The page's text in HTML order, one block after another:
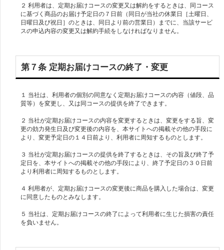
２ 利用者は、定期お届けコースの変更又は解約をするときは、同コース
に基づく商品のお届け予定日の７日前（同日が当社の休業日［土曜日、
日曜日及び祝日］のときは、同日より前の営業日）までに、当該サービ
スの申込内容の変更又は解約手続をしなければなりません。
第７条 定期お届けコースの終了・変更
１ 当社は、利用者の個別の同意なく定期お届けコースの内容（値段、品
質等）を変更し、又は同コースの提供を終了できます。
２ 当社が定期お届けコースの内容を変更するときは、変更をする旨、変
更の効力発生日及び変更後の内容を、本サイトへの掲載その他の手段に
より、変更予定日の１４日前より、利用者に周知するものとします。
３ 当社が定期お届けコースの提供を終了するときは、その旨及び終了予
定日を、本サイトへの掲載その他の手段により、終了予定日の３０日前
より利用者に周知するものとします。
４ 利用者が、定期お届けコースの変更後に商品を購入した場合は、変更
に同意したものとみなします。
５ 当社は、定期お届けコースの終了によって利用者に生じた損害の責任
を負いません。